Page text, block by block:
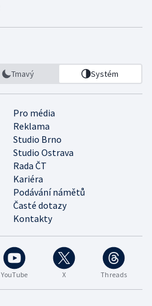
Tmavý Systém
Pro média
Reklama
Studio Brno
Studio Ostrava
Rada ČT
Kariéra
Podávání námětů
Časté dotazy
Kontakty
YouTube X Threads